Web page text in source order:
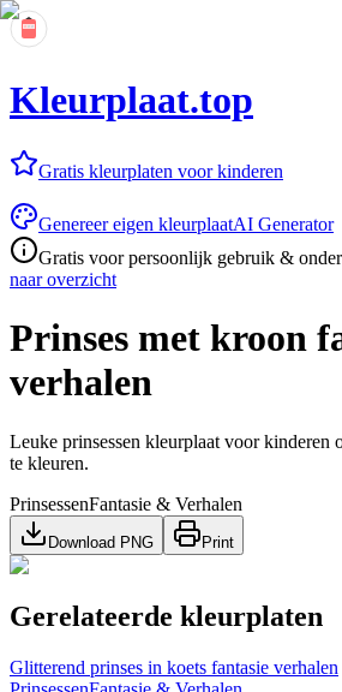
Kleurplaat.top
Gratis kleurplaten voor kinderen
Genereer eigen kleurplaatAI Generator
Gratis voor persoonlijk gebruik &
naar overzicht
Prinses met kroon
verhalen
Leuke prinsessen kleurplaat voor kinderen
te kleuren.
PrinsessenFantasie & Verhalen
Download PNG Print
Gerelateerde kleurplaten
Glitterend prinses in koets fantasie verhalen